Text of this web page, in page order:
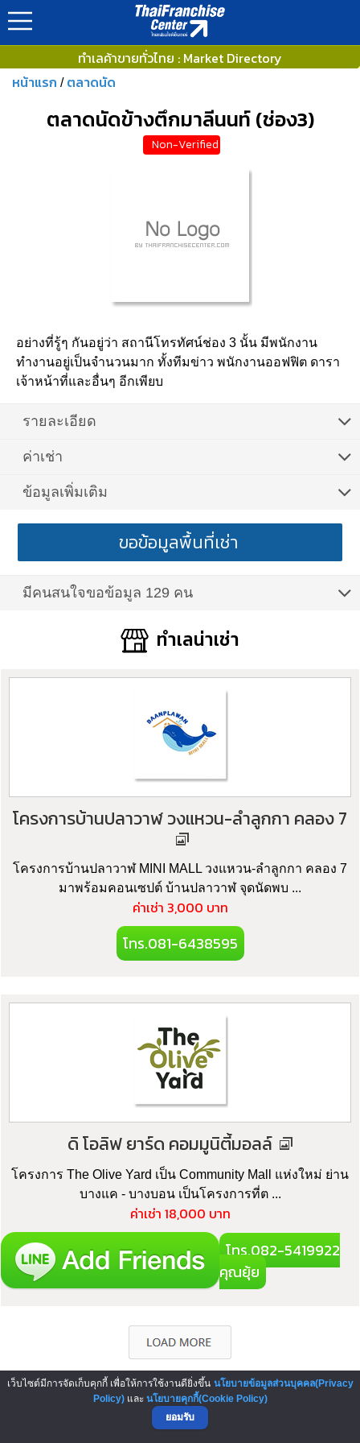
ทำเลค้าขายทั่วไทย : Market Directory
หน้าแรก / ตลาดนัด
ตลาดนัดข้างตึกมาลีนนท์ (ช่อง3)
Non-Verified
อย่างที่รู้ๆ กันอยู่ว่า สถานีโทรทัศน์ช่อง 3 นั้น มีพนักงาน
ทำงานอยู่เป็นจำนวนมาก ทั้งทีมข่าว พนักงานออฟฟิต ดารา
เจ้าหน้าที่และอื่นๆ อีกเพียบ
รายละเอียด
ค่าเช่า
ข้อมูลเพิ่มเติม
ขอข้อมูลพื้นที่เช่า
มีคนสนใจขอข้อมูล 129 คน
ทำเลน่าเช่า
โครงการบ้านปลาวาฬ วงแหวน-ลำลูกกา คลอง 7
โครงการบ้านปลาวาฬ MINI MALL วงแหวน-ลำลูกกา คลอง 7
มาพร้อมคอนเซปต์ บ้านปลาวาฬ จุดนัดพบ ...
ค่าเช่า 3,000 บาท
โทร.081-6438595
ดิ โอลิฟ ยาร์ด คอมมูนิตี้มอลล์
โครงการ The Olive Yard เป็น Community Mall แห่งใหม่ ย่าน
บางแค - บางบอน เป็นโครงการที่ต ...
ค่าเช่า 18,000 บาท
โทร.082-5419922
คุณยุ้ย
▲ GO TO TOP
เว็บไซต์มีการจัดเก็บคุกกี้ เพื่อให้การใช้งานดียิ่งขึ้น นโยบายข้อมูลส่วนบุคคล(Privacy
Policy)และ นโยบายคุกกี้(Cookie Policy)
ยอมรับ